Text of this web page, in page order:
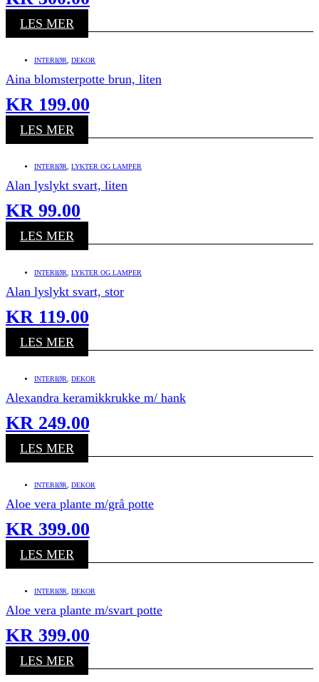
LES MER
INTERIØR DEKOR
Aina blomsterpotte brun, liten
KR 199.00
LES MER
INTERIØR LYKTER OG LAMPER
Alan lyslykt svart, liten
KR 99.00
LES MER
INTERIØR LYKTER OG LAMPER
Alan lyslykt svart, stor
KR 119.00
LES MER
INTERIØR DEKOR
Alexandra keramikkrukke m/ hank
KR 249.00
LES MER
INTERIØR DEKOR
Aloe vera plante m/grå potte
KR 399.00
LES MER
INTERIØR DEKOR
Aloe vera plante m/svart potte
KR 399.00
LES MER